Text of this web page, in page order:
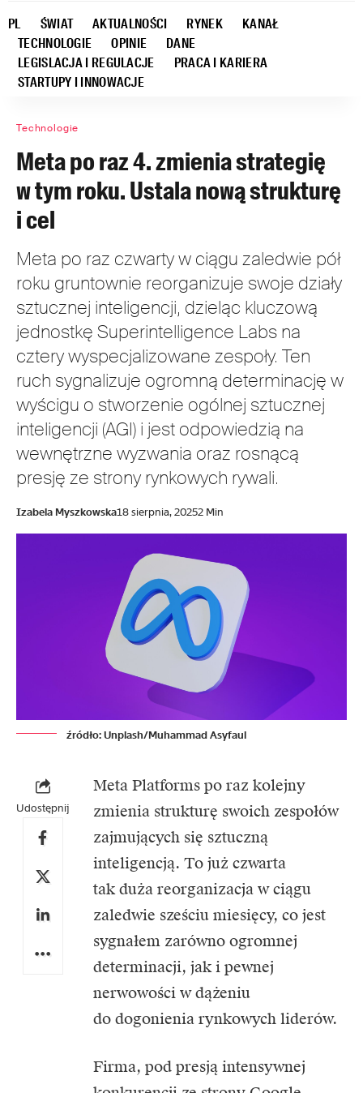
PL ŚWIAT AKTUALNOŚCI RYNEK
KANAŁ
TECHNOLOGIE
OPINIE
DANE
LEGISLACJA I REGULACJE
PRACA I KARIERA
STARTUPY I INNOWACJE
Technologie
Meta po raz 4. zmienia strategię
w tym roku. Ustala nową strukturę
i cel
Meta po raz czwarty w ciągu zaledwie pół
roku gruntownie reorganizuje swoje działy
sztucznej inteligencji, dzieląc kluczową
jednostkę Superintelligence Labs na
cztery wyspecjalizowane zespoły. Ten
ruch sygnalizuje ogromną determinację w
wyścigu o stworzenie ogólnej sztucznej
inteligencji (AGI) i jest odpowiedzią na
wewnętrzne wyzwania oraz rosnącą
presję ze strony rynkowych rywali.
Izabela Myszkowska18 sierpnia, 20252 Min
źródło: Unplash/Muhammad Asyfaul
Udostępnij
Meta Platforms po raz kolejny
zmienia strukturę swoich zespołów
zajmujących się sztuczną
inteligencją. To już czwarta
tak duża reorganizacja w ciągu
zaledwie sześciu miesięcy, co jest
sygnałem zarówno ogromnej
determinacji, jak i pewnej
nerwowości w dążeniu
do dogonienia rynkowych liderów.
Firma, pod presją intensywnej